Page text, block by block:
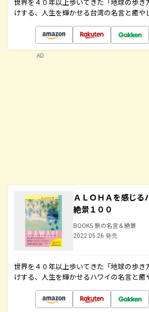
世界を４０年以上歩いてきた「地球の歩き
けする、人生を輝かせる台湾の名言と癒や
ＡＬＯＨＡを感じる
絶景１００
BOOKS 旅の名言＆絶景
2022.05.26 発売
世界を４０年以上歩いてきた「地球の歩き
けする、人生を輝かせるハワイの名言と癒
AD